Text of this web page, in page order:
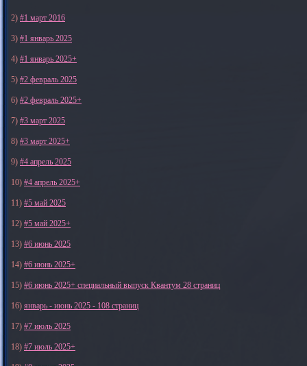
2) #1 март 2016
3) #1 январь 2025
4) #1 январь 2025+
5) #2 февраль 2025
6) #2 февраль 2025+
7) #3 март 2025
8) #3 март 2025+
9) #4 апрель 2025
10) #4 апрель 2025+
11) #5 май 2025
12) #5 май 2025+
13) #6 июнь 2025
14) #6 июнь 2025+
15) #6 июнь 2025+ специальный выпуск Квантум 28 страниц
16) январь - июнь 2025 - 108 страниц
17) #7 июль 2025
18) #7 июль 2025+